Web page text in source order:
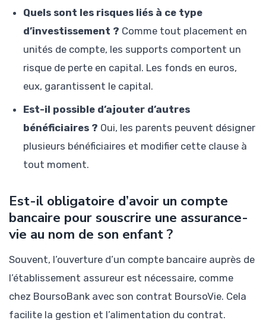
Quels sont les risques liés à ce type
d’investissement ? Comme tout placement en
unités de compte, les supports comportent un
risque de perte en capital. Les fonds en euros,
eux, garantissent le capital.
Est-il possible d’ajouter d’autres
bénéficiaires ? Oui, les parents peuvent désigner
plusieurs bénéficiaires et modifier cette clause à
tout moment.
Est-il obligatoire d’avoir un compte
bancaire pour souscrire une assurance-
vie au nom de son enfant ?
Souvent, l’ouverture d’un compte bancaire auprès de
l’établissement assureur est nécessaire, comme
chez BoursoBank avec son contrat BoursoVie. Cela
facilite la gestion et l’alimentation du contrat.